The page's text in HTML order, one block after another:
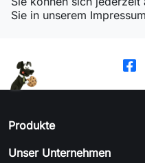
Sie in unserem
Produkte
Unser Unternehmen